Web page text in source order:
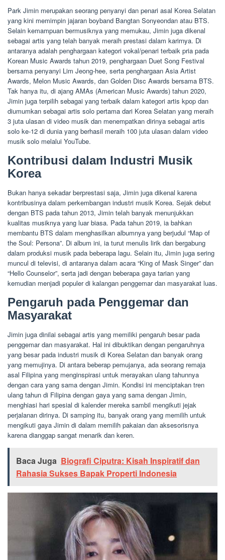
Park Jimin merupakan seorang penyanyi dan penari asal Korea Selatan
yang kini memimpin jajaran boyband Bangtan Sonyeondan atau BTS.
Selain kemampuan bermusiknya yang memukau, Jimin juga dikenal
sebagai artis yang telah banyak meraih prestasi dalam karirnya. Di
antaranya adalah penghargaan kategori vokal/penari terbaik pria pada
Korean Music Awards tahun 2019, penghargaan Duet Song Festival
bersama penyanyi Lim Jeong-hee, serta penghargaan Asia Artist
Awards, Melon Music Awards, dan Golden Disc Awards bersama BTS.
Tak hanya itu, di ajang AMAs (American Music Awards) tahun 2020,
Jimin juga terpilih sebagai yang terbaik dalam kategori artis kpop dan
diumumkan sebagai artis solo pertama dari Korea Selatan yang meraih
3 juta ulasan di video musik dan menempatkan dirinya sebagai artis
solo ke-12 di dunia yang berhasil meraih 100 juta ulasan dalam video
musik solo melalui YouTube.
Kontribusi dalam Industri Musik
Korea
Bukan hanya sekadar berprestasi saja, Jimin juga dikenal karena
kontribusinya dalam perkembangan industri musik Korea. Sejak debut
dengan BTS pada tahun 2013, Jimin telah banyak menunjukkan
kualitas musiknya yang luar biasa. Pada tahun 2019, ia bahkan
membantu BTS dalam menghasilkan albumnya yang berjudul “Map of
the Soul: Persona”. Di album ini, ia turut menulis lirik dan bergabung
dalam produksi musik pada beberapa lagu. Selain itu, Jimin juga sering
muncul di televisi, di antaranya dalam acara “King of Mask Singer” dan
“Hello Counselor”, serta jadi dengan beberapa gaya tarian yang
kemudian menjadi populer di kalangan penggemar dan masyarakat luas.
Pengaruh pada Penggemar dan
Masyarakat
Jimin juga dinilai sebagai artis yang memiliki pengaruh besar pada
penggemar dan masyarakat. Hal ini dibuktikan dengan pengaruhnya
yang besar pada industri musik di Korea Selatan dan banyak orang
yang memujinya. Di antara beberap pemujanya, ada seorang remaja
asal Filipina yang menginspirasi untuk merayakan ulang tahunnya
dengan cara yang sama dengan Jimin. Kondisi ini menciptakan tren
ulang tahun di Filipina dengan gaya yang sama dengan Jimin,
menghiasi hari spesial di kalender mereka sambil mengikuti jejak
perjalanan dirinya. Di samping itu, banyak orang yang memilih untuk
mengikuti gaya Jimin di dalam memilih pakaian dan aksesorisnya
karena dianggap sangat menarik dan keren.
Baca Juga Biografi Ciputra: Kisah Inspiratif dan
Rahasia Sukses Bapak Properti Indonesia